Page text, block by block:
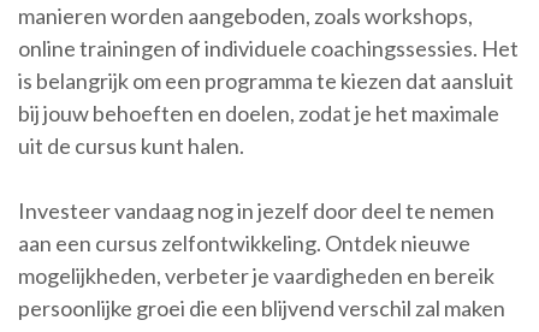
manieren worden aangeboden, zoals workshops,
online trainingen of individuele coachingssessies. Het
is belangrijk om een programma te kiezen dat aansluit
bij jouw behoeften en doelen, zodat je het maximale
uit de cursus kunt halen.
Investeer vandaag nog in jezelf door deel te nemen
aan een cursus zelfontwikkeling. Ontdek nieuwe
mogelijkheden, verbeter je vaardigheden en bereik
persoonlijke groei die een blijvend verschil zal maken